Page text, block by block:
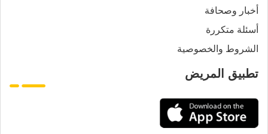
أخبار وصحافة
أسئلة متكررة
الشروط والخصوصية
تطبيق المريض